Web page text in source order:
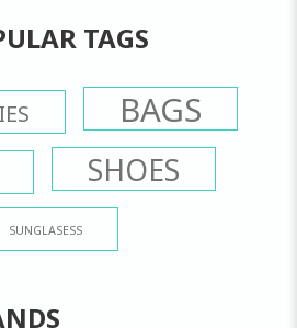
TAGS
BAGS
SHOES
SUNGLASESS